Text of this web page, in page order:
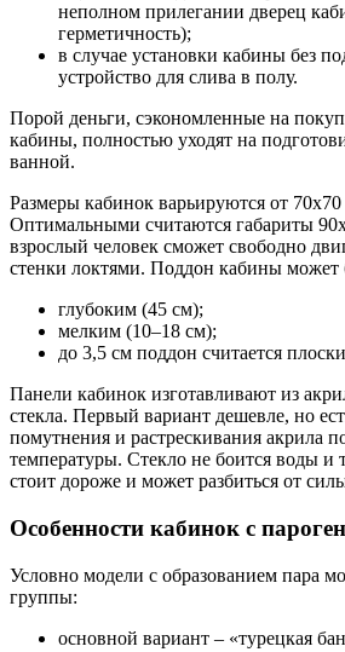
неполном прилегании дверец
герметичность);
в случае установки кабины без
устройство для слива в полу.
Порой деньги, сэкономленные на
кабины, полностью уходят на
ванной.
Размеры кабинок варьируются от
Оптимальными считаются габариты
взрослый человек сможет свободно
стенки локтями. Поддон кабины может
глубоким (45 см);
мелким (10–18 см);
до 3,5 см поддон считается
Панели кабинок изготавливают из
стекла. Первый вариант дешевле, но
помутнения и растрескивания акрила
температуры. Стекло не боится воды и
стоит дороже и может разбиться от
Особенности кабинок с
Условно модели с образованием пара
группы:
основной вариант – «турецкая